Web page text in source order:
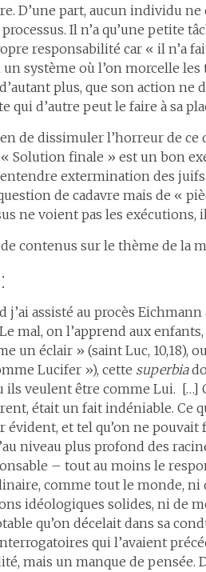
D’une part, aucun individu
Il n’a qu’une petite
responsabilité car « il n’a
système où l’on morcelle
plus, que son action ne
qui d’autre peut le faire à sa
de dissimuler l’horreur de
Solution finale » est un bon
extermination des
de cadavre mais de «
ne voient pas les exécutions,
contenus sur le thème de la
j’ai assisté au procès
mal, on l’apprend aux
un éclair » (saint Luc, 10,18),
Lucifer »), cette superbia
veulent être comme Lui. […]
était un fait indéniable. Ce
évident, et tel qu’on ne
niveau plus profond des
– tout au moins le
comme tout le monde, ni
idéologiques solides, ni de
qu’on décelait dans sa
qui l’avaient
mais un manque de